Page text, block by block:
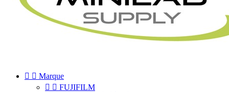
  Marque
  FUJIFILM